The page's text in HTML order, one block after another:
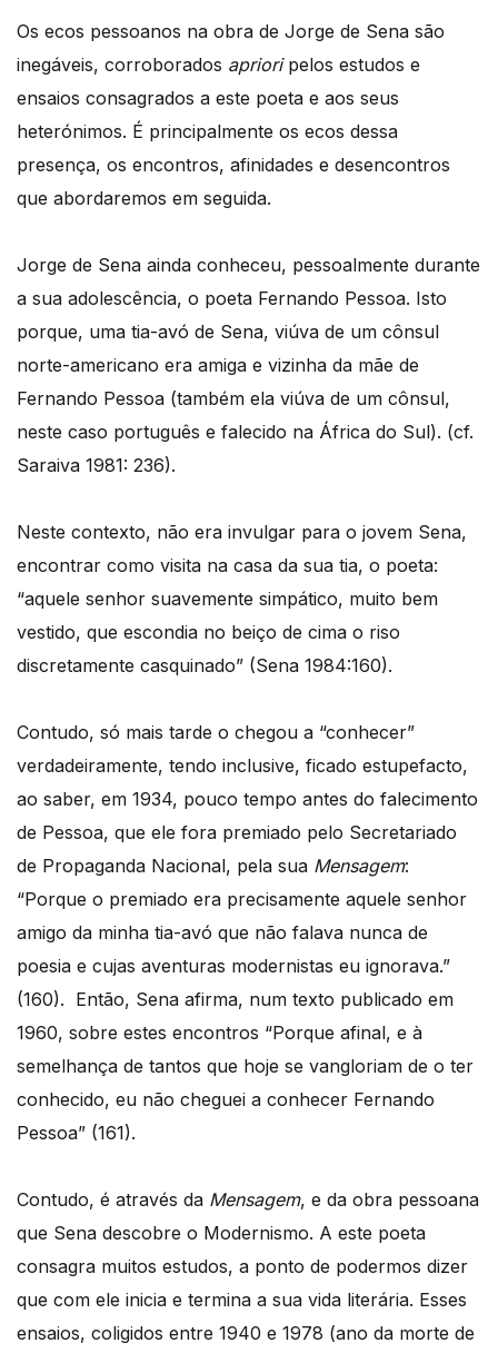
Os ecos pessoanos na obra de Jorge de Sena são
inegáveis, corroborados aprioripelos estudos e
ensaios consagrados a este poeta e aos seus
heterónimos. É principalmente os ecos dessa
presença, os encontros, afinidades e desencontros
que abordaremos em seguida.
Jorge de Sena ainda conheceu, pessoalmente durante
a sua adolescência, o poeta Fernando Pessoa. Isto
porque, uma tia-avó de Sena, viúva de um cônsul
norte-americano era amiga e vizinha da mãe de
Fernando Pessoa (também ela viúva de um cônsul,
neste caso português e falecido na África do Sul). (cf.
Saraiva 1981: 236).
Neste contexto, não era invulgar para o jovem Sena,
encontrar como visita na casa da sua tia, o poeta:
“aquele senhor suavemente simpático, muito bem
vestido, que escondia no beiço de cima o riso
discretamente casquinado” (Sena 1984:160).
Contudo, só mais tarde o chegou a “conhecer”
verdadeiramente, tendo inclusive, ficado estupefacto,
ao saber, em 1934, pouco tempo antes do falecimento
de Pessoa, que ele fora premiado pelo Secretariado
de Propaganda Nacional, pela sua Mensagem:
“Porque o premiado era precisamente aquele senhor
amigo da minha tia-avó que não falava nunca de
poesia e cujas aventuras modernistas eu ignorava.”
(160). Então, Sena afirma, num texto publicado em
1960, sobre estes encontros “Porque afinal, e à
semelhança de tantos que hoje se vangloriam de o ter
conhecido, eu não cheguei a conhecer Fernando
Pessoa” (161).
Contudo, é através da Mensagem, e da obra pessoana
que Sena descobre o Modernismo. A este poeta
consagra muitos estudos, a ponto de podermos dizer
que com ele inicia e termina a sua vida literária. Esses
ensaios, coligidos entre 1940 e 1978 (ano da morte de